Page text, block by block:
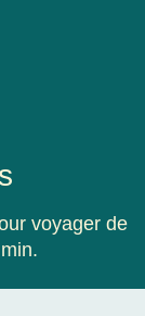
voyager de